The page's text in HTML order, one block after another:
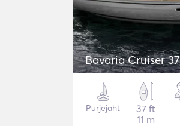
Bavaria Cruiser 37
Purjejaht
37 ft
11 m